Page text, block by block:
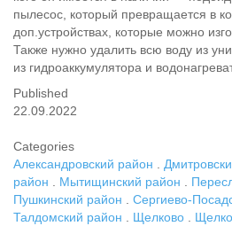
пылесос, который превращается в
доп.устройствах, которые можно
Также нужно удалить всю воду из
из гидроаккумулятора и
Published
22.09.2022
Categories
Александровский район .
район . Мытищинский район .
Пушкинский район . Сергиево-
Талдомский район . Щелково .